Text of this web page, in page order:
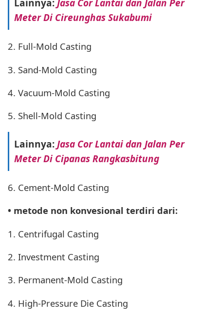
Lainnya:Jasa Cor Lantai dan Jalan Per
Meter Di Cireunghas Sukabumi
2. Full-Mold Casting
3. Sand-Mold Casting
4. Vacuum-Mold Casting
5. Shell-Mold Casting
Lainnya:Jasa Cor Lantai dan Jalan Per
Meter Di Cipanas Rangkasbitung
6. Cement-Mold Casting
• metode non konvesional terdiri dari:
1. Centrifugal Casting
2. Investment Casting
3. Permanent-Mold Casting
4. High-Pressure Die Casting